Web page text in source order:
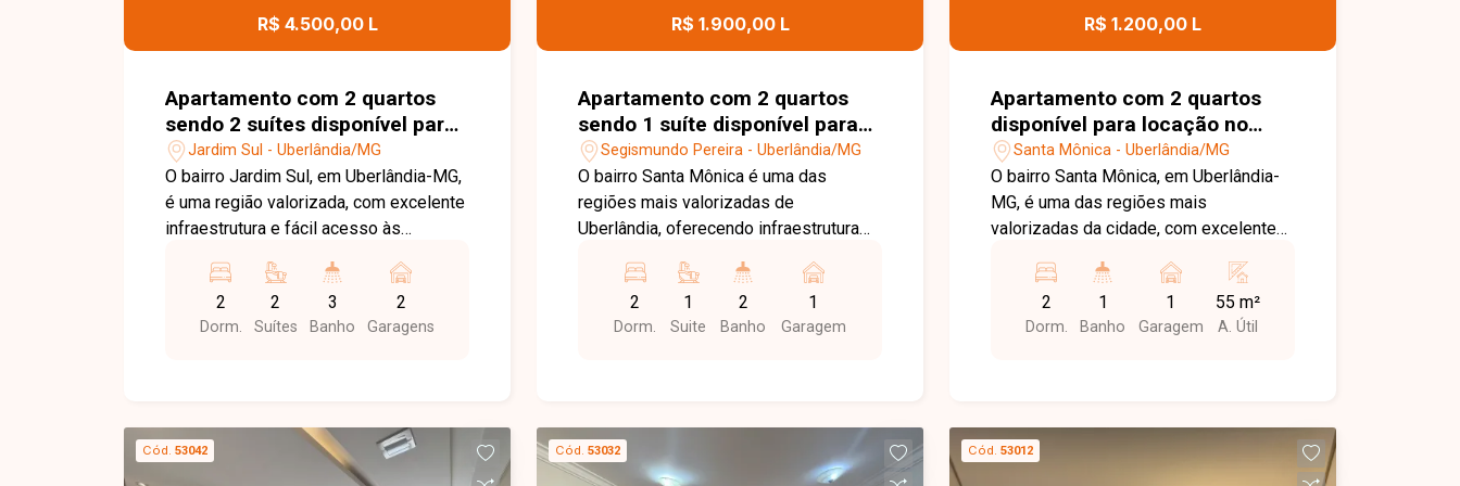
todos os detalhes deste imóvel e
para morar com conforto e tranquilidade
busca um apartamento bem localizado,
custo-benefício. Entre em contato e
agende sua visita!
sua visita. Nossa equipe está pronta
deste imóvel e ajudar você a encontrar
o imóvel ideal para morar com conforto
e tranquilidade.
R$ 4.500,00 L
Apartamento com 2 quartos
sendo 2 suítes disponível para
locação no bairro Jardim Sul
em Uberlândia-MG
Jardim Sul - Uberlândia/MG
O bairro Jardim Sul, em Uberlândia-MG,
é uma região valorizada, com excelente
infraestrutura e fácil acesso às
supermercados, escolas, restaurantes,
farmácias e diversos serviços, oferece
praticidade, conforto e qualidade de
estar com painel para TV, sala de jantar,
02 suítes com armários planejados,
2
Dorm.
2
Suítes
3
Banho
2
Garagens
R$ 1.900,00 L
Apartamento com 2 quartos
sendo 1 suíte disponível para
locação no bairro Santa
Mônica em Uberlândia-MG
Segismundo Pereira - Uberlândia/MG
O bairro Santa Mônica é uma das
regiões mais valorizadas de
Uberlândia, oferecendo infraestrutura
avenidas da cidade e proximidade com
supermercados, universidades,
escolas, farmácias, restaurantes,
vida. Sala para 2 ambientes integrada à
cozinha com armários embutidos, 2
2
Dorm.
1
Suite
2
Banho
1
Garagem
R$ 1.200,00 L
Apartamento com 2 quartos
disponível para locação no
bairro Santa Mônica em
Uberlândia-MG
Santa Mônica - Uberlândia/MG
O bairro Santa Mônica, em Uberlândia-
MG, é uma das regiões mais
valorizadas da cidade, com excelente
principais avenidas. Próximo à UFU,
supermercados, escolas, farmácias,
restaurantes e diversos comércios,
aproximadamente 55m² de área
privativa, composto por sala de TV, 02
2
Dorm.
1
Banho
1
Garagem
55 m²
A. Útil
Cód. 53042 Cód. 53032 Cód. 53012